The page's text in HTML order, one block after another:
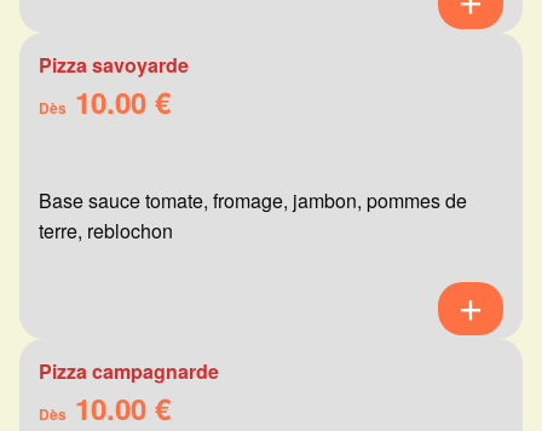
Pizza savoyarde
Dès 10.00 €
Base sauce tomate, fromage, jambon, pommes de
terre, reblochon
Pizza campagnarde
Dès 10.00 €